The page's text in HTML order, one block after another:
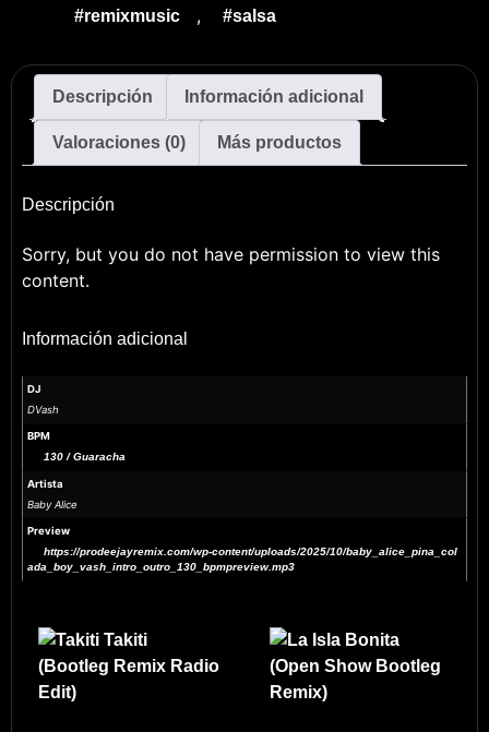
#remixmusic , #salsa
Descripción Información adicional
Valoraciones (0) Más productos
Descripción
Sorry, but you do not have permission to view this
content.
Información adicional
DJ
DVash
BPM
130 / Guaracha
Artista
Baby Alice
Preview
https://prodeejayremix.com/wp-content/uploads/2025/10/baby_alice_pina_col
ada_boy_vash_intro_outro_130_bpmpreview.mp3